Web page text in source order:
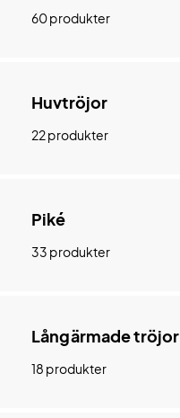
60 produkter
Huvtröjor
22 produkter
Piké
33 produkter
Långärmade tröjor
18 produkter